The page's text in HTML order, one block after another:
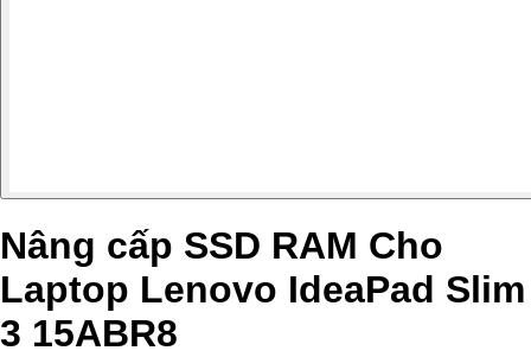
Nâng cấp SSD RAM Cho
Laptop Lenovo IdeaPad Slim
3 15ABR8